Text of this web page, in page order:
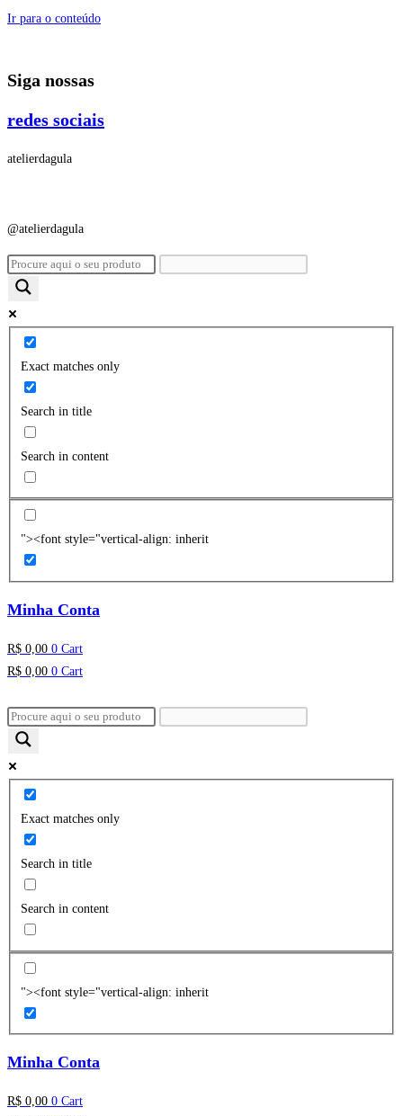
Ir para o conteúdo
Siga nossas
redes sociais
atelierdagula
@atelierdagula
Exact matches only
Search in title
Search in content
"><font style="vertical-align: inherit
Minha Conta
R$ 0,00 0 Cart
R$ 0,00 0 Cart
Exact matches only
Search in title
Search in content
"><font style="vertical-align: inherit
Minha Conta
R$ 0,00 0 Cart